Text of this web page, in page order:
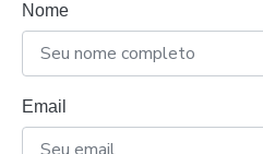
Nome
Email